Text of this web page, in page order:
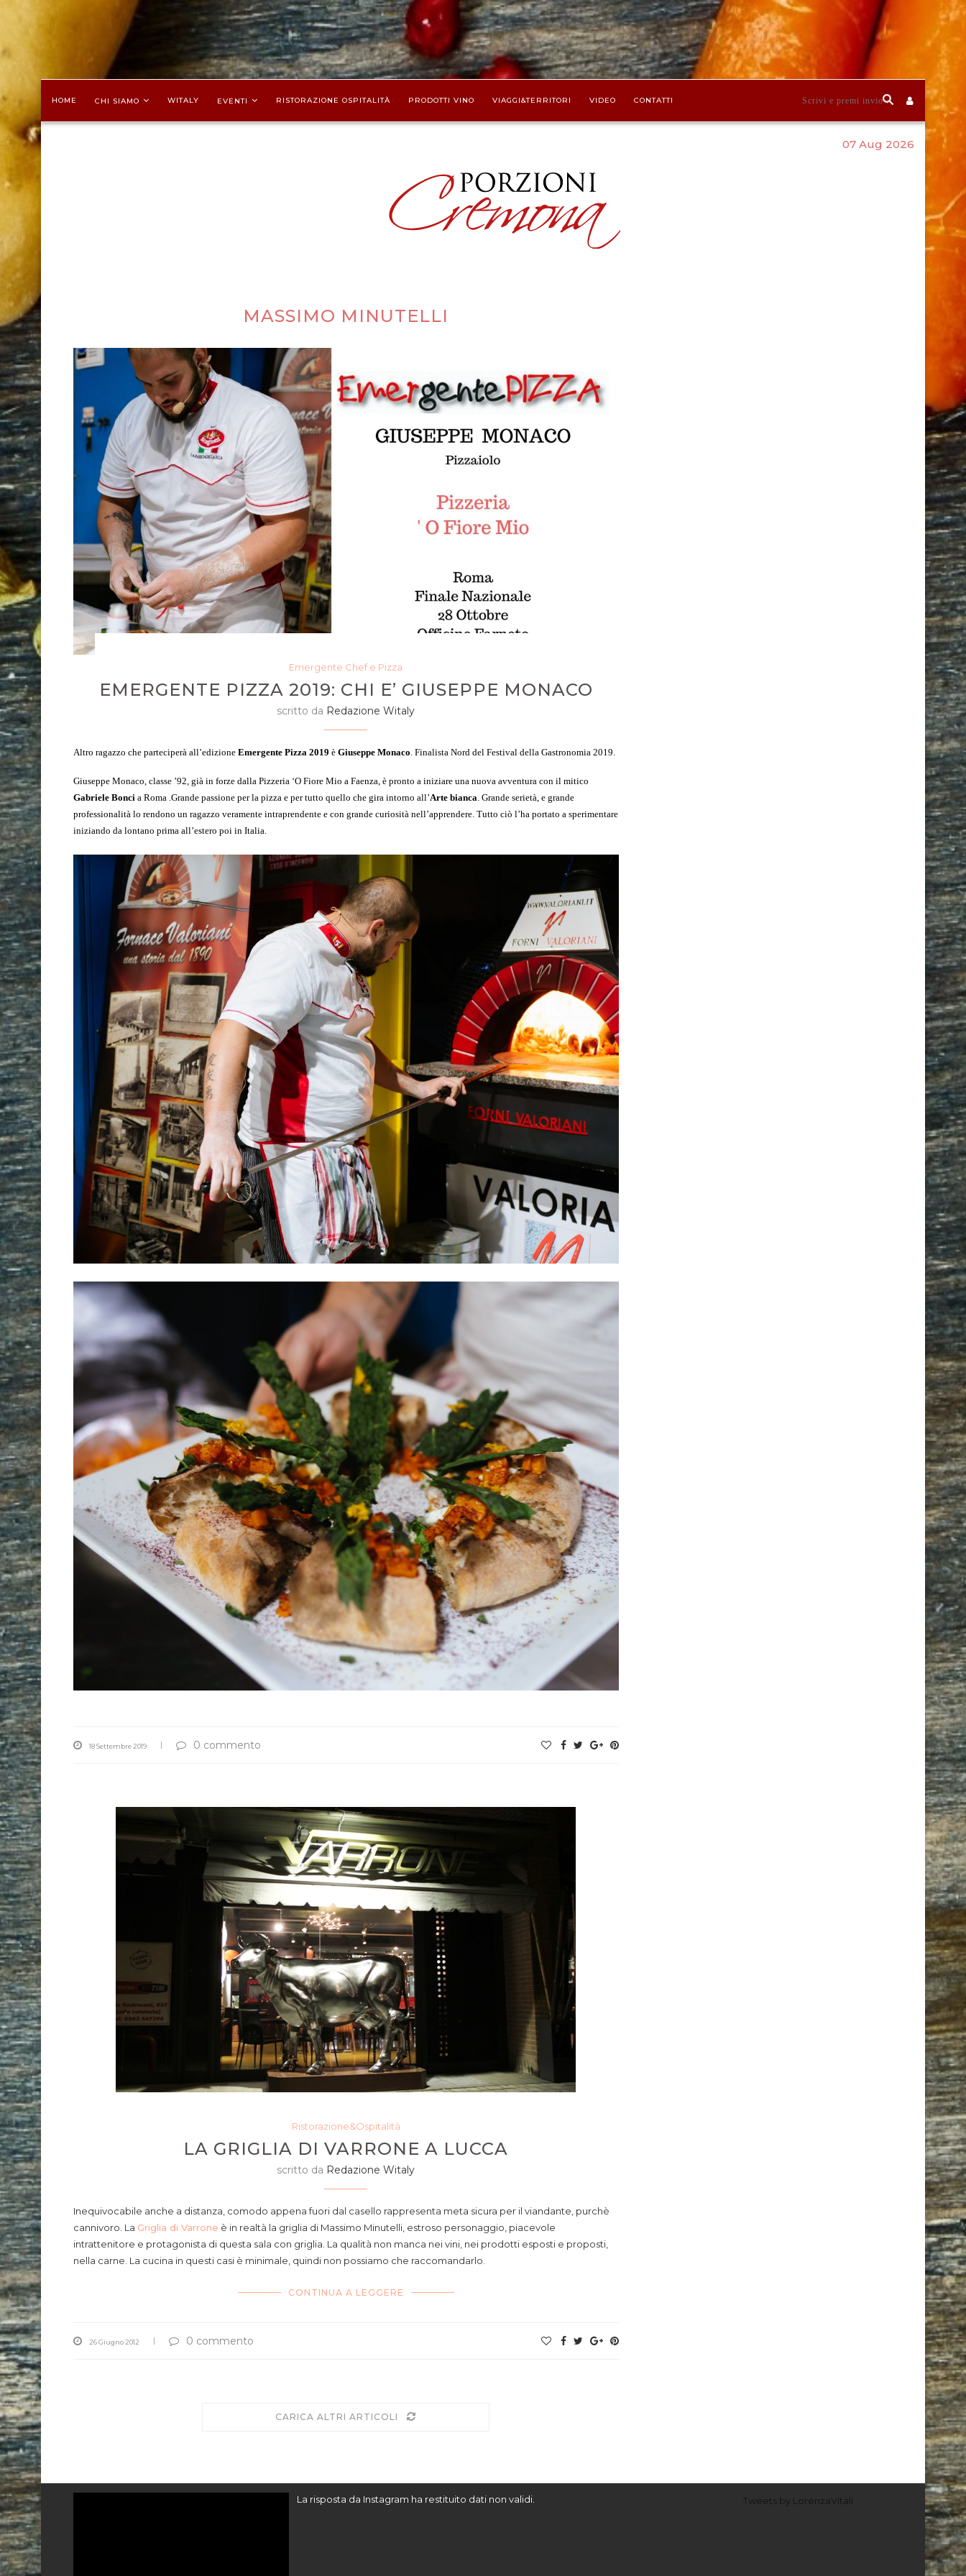
HOME CHI SIAMO WITALY EVENTI RISTORAZIONE OSPITALITÀ PRODOTTI VINO VIAGGI&TERRITORI VIDEO CONTATTI
07 Aug 2026
MASSIMO MINUTELLI
Emergente Chef e Pizza
EMERGENTE PIZZA 2019: CHI E’ GIUSEPPE MONACO
scritto da Redazione Witaly
Altro ragazzo che parteciperà all’edizione Emergente Pizza 2019 è Giuseppe Monaco . Finalista Nord del Festival della Gastronomia 2019.
Giuseppe Monaco, classe ’92, già in forze dalla Pizzeria ‘O Fiore Mio a Faenza, è pronto a iniziare una nuova avventura con il mitico
Gabriele Bonci a Roma .Grande passione per la pizza e per tutto quello che gira intorno all’Arte bianca . Grande serietà, e grande
professionalità lo rendono un ragazzo veramente intraprendente e con grande curiosità nell’apprendere. Tutto ciò l’ha portato a sperimentare
iniziando da lontano prima all’estero poi in Italia.
18 Settembre 2019 0 commento
Ristorazione&Ospitalità
LA GRIGLIA DI VARRONE A LUCCA
scritto da Redazione Witaly
Inequivocabile anche a distanza, comodo appena fuori dal casello rappresenta meta sicura per il viandante, purchè
cannivoro. La Griglia di Varrone è in realtà la griglia di Massimo Minutelli, estroso personaggio, piacevole
intrattenitore e protagonista di questa sala con griglia. La qualità non manca nei vini, nei prodotti esposti e proposti,
nella carne. La cucina in questi casi è minimale, quindi non possiamo che raccomandarlo.
CONTINUA A LEGGERE
26 Giugno 2012 0 commento
CARICA ALTRI ARTICOLI
La risposta da Instagram ha restituito dati non validi. Tweets by LorenzaVitali